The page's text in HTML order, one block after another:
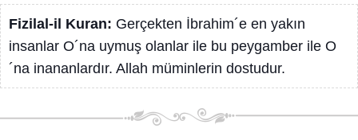
Fizilal-il Kuran: Gerçekten İbrahim´e en yakın
insanlar O´na uymuş olanlar ile bu peygamber ile O
´na inananlardır. Allah müminlerin dostudur.